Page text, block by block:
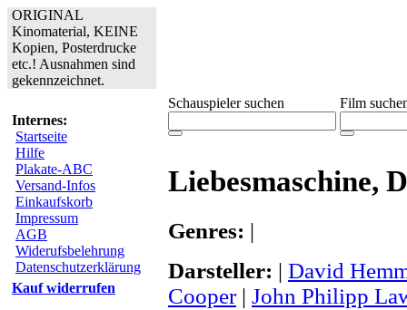
ORIGINAL
Kinomaterial, KEINE
Kopien, Posterdrucke
etc.! Ausnahmen sind
gekennzeichnet.
Internes:
Startseite
Hilfe
Plakate-ABC
Versand-Infos
Einkaufskorb
Impressum
AGB
Widerufsbelehrung
Datenschutzerklärung
Kauf widerrufen
Schauspieler suchen Film
Liebesmaschine,
Genres: |
Darsteller: | David
Cooper| John Philipp